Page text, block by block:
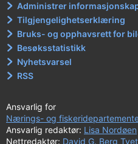
Administrer
Tilgjengelighetserklæring
Bruks- og opphavsrett for
Besøksstatistikk
Nyhetsvarsel
RSS
Ansvarlig for
Nærings- og
Ansvarlig redaktør: Lisa Nordøen
Nettredaktør: David G. Berg